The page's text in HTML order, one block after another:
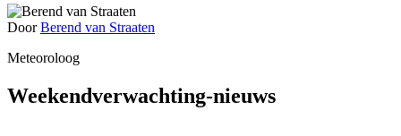
DoorBerend van Straaten
Meteoroloog
Weekendverwachting-nieuws